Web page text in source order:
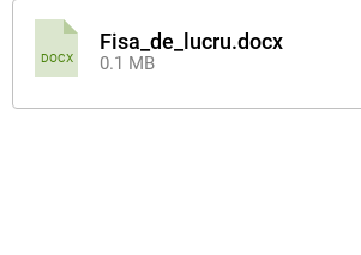
DOCX
Fisa_de_lucru.docx
0.1 MB